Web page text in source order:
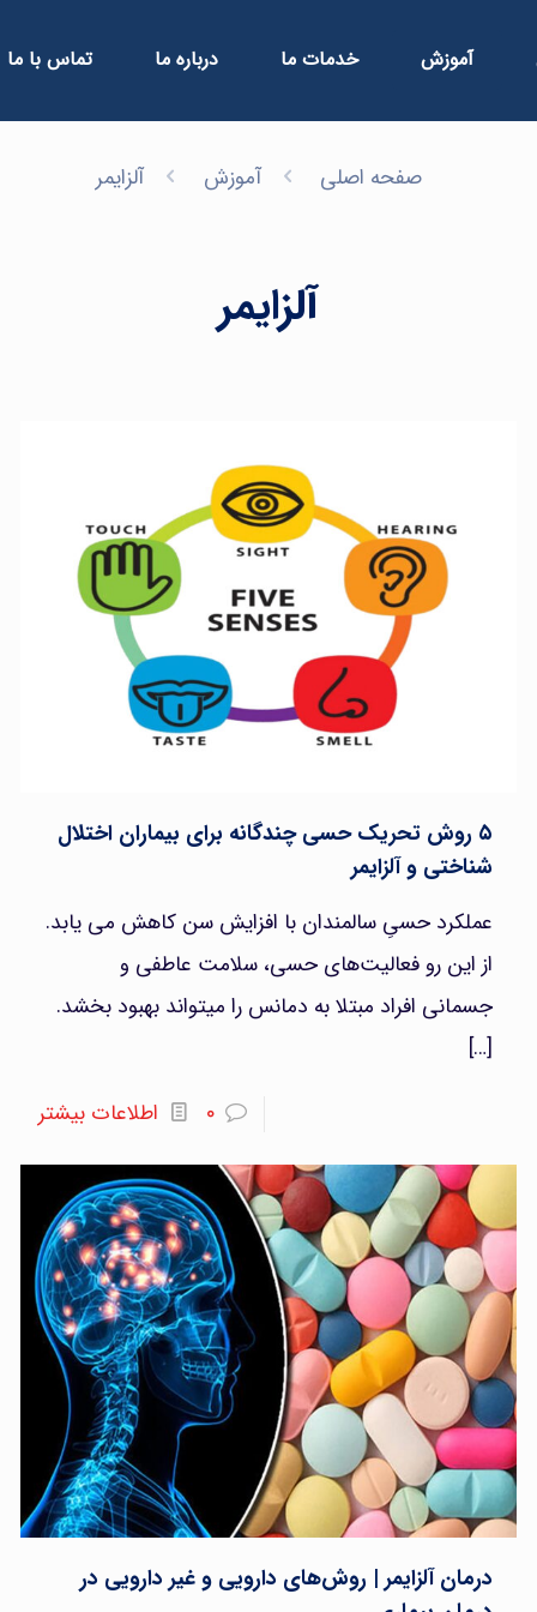
آموزش خدمات ما درباره ما تماس با ما
صفحه اصلی آموزش آلزایمر
آلزایمر
۵ روش تحریک حسی چندگانه برای بیماران اختلال
شناختی و آلزایمر
عملکرد حسیِ سالمندان با افزایش سن کاهش می یابد.
از این رو فعالیت‌های حسی، سلامت عاطفی و
جسمانی افراد مبتلا به دمانس را میتواند بهبود بخشد.
[…]
۰
اطلاعات بیشتر
درمان آلزایمر | روش‌های دارویی و غیر دارویی در